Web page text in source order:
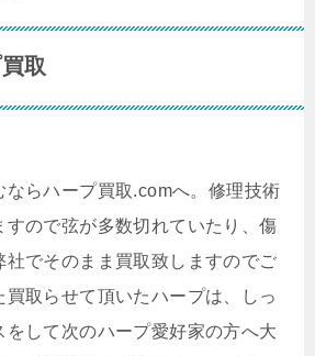
取
らハープ買取.comへ。修理技術
すので弦が多数切れていたり、傷
社でそのまま買取致しますのでご
取らせて頂いたハープは、しっ
して次のハープ愛好家の方へ大